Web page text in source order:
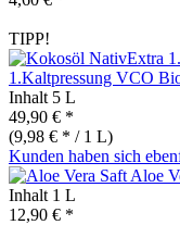
TIPP!
1.Kaltpressung VCO
Inhalt 5 L
49,90 € *
(9,98 € * / 1 L)
Kunden haben sich
Aloe
Inhalt 1 L
12,90 € *